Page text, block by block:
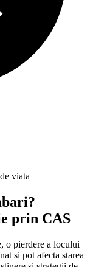
viata
prin CAS
o pierdere a locului
si pot afecta starea